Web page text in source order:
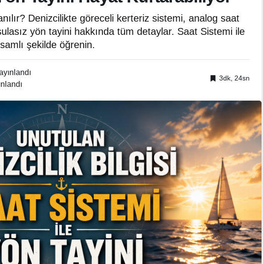
Denizcilikte göreceli kerteriz sistemi, analog saat
yön tayini hakkında tüm detaylar. Saat Sistemi ile
şekilde öğrenin.
3dk, 24sn